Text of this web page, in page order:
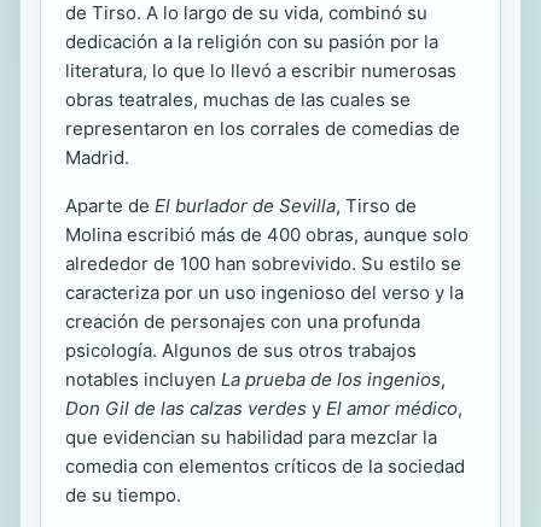
de Tirso. A lo largo de su vida, combinó su
dedicación a la religión con su pasión por la
literatura, lo que lo llevó a escribir numerosas
obras teatrales, muchas de las cuales se
representaron en los corrales de comedias de
Madrid.
Aparte de El burlador de Sevilla, Tirso de
Molina escribió más de 400 obras, aunque solo
alrededor de 100 han sobrevivido. Su estilo se
caracteriza por un uso ingenioso del verso y la
creación de personajes con una profunda
psicología. Algunos de sus otros trabajos
notables incluyen La prueba de los ingenios,
Don Gil de las calzas verdes y El amor médico,
que evidencian su habilidad para mezclar la
comedia con elementos críticos de la sociedad
de su tiempo.